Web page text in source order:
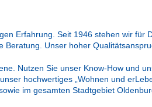
Erfahrung. Seit 1946 stehen wir für
Beratung. Unser hoher
Nutzen Sie unser Know-How und
hochwertiges „Wohnen und
im gesamten Stadtgebiet